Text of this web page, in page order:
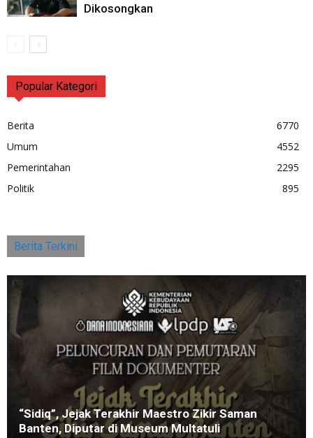
Dikosongkan
Popular Kategori
Berita
6770
Umum
4552
Pemerintahan
2295
Politik
895
Berita Terkini
“Sidiq”, Jejak Terakhir Maestro Zikir Saman
Banten, Diputar di Museum Multatuli